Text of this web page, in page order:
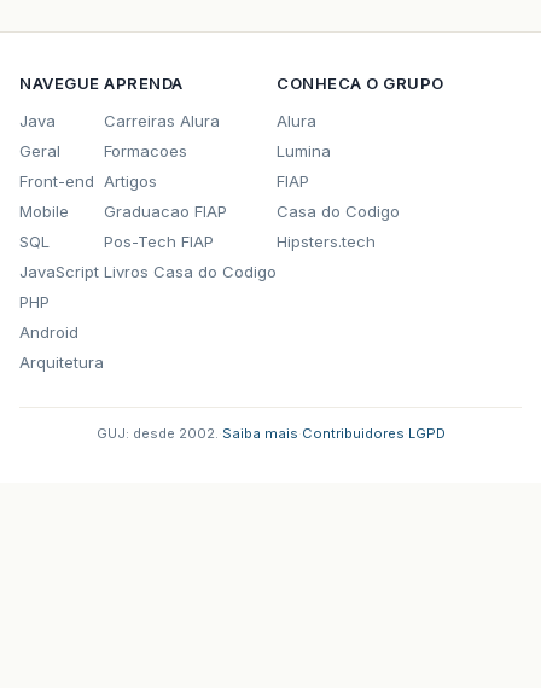
NAVEGUE
Java
Geral
Front-end
Mobile
SQL
JavaScript
PHP
Android
Arquitetura
APRENDA
Carreiras Alura
Formacoes
Artigos
Graduacao FIAP
Pos-Tech FIAP
Livros Casa do Codigo
CONHECA O GRUPO
Alura
Lumina
FIAP
Casa do Codigo
Hipsters.tech
GUJ: desde 2002. Saiba mais Contribuidores LGPD